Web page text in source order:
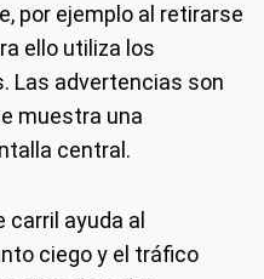
por ejemplo al retirarse
ello utiliza los
Las advertencias son
muestra una
central.
ayuda al
ciego y el tráfico